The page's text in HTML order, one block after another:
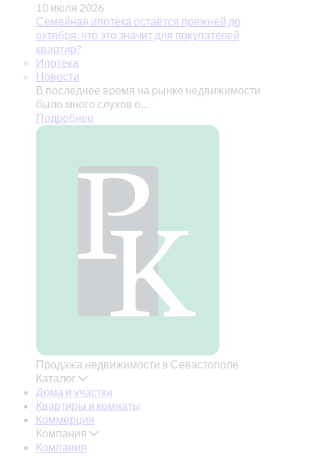
10 июля 2026
Семейная ипотека остаётся прежней до
октября: что это значит для покупателей
квартир?
Ипотека
Новости
В последнее время на рынке недвижимости
было много слухов о…
Подробнее
Продажа недвижимости в Севастополе
Каталог
Дома и участки
Квартиры и комнаты
Коммерция
Компания
Компания